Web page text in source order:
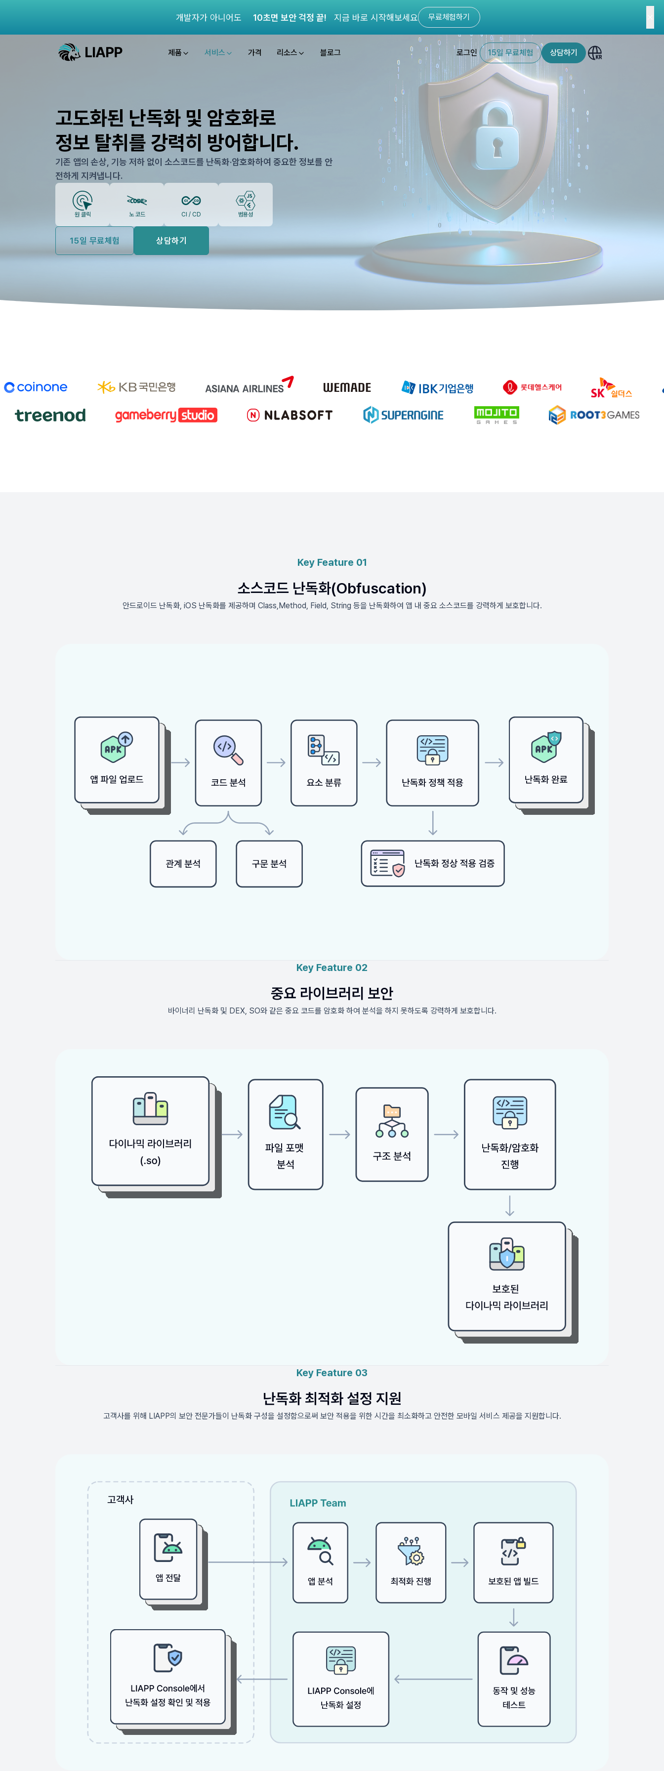
개발자가 아니어도 10초면 보안 걱정 끝! 지금 바로 시작해보세요 무료체험하기
제품 서비스 가격 리소스 블로그 로그인 15일 무료체험 상담하기
고도화된 난독화 및 암호화로
정보 탈취를 강력히 방어합니다.
기존 앱의 손상, 기능 저하 없이 소스코드를 난독화·암호화하여 중요한 정보를 안
전하게 지켜냅니다.
원 클릭 노 코드 CI / CD 범용성
15일 무료체험 상담하기
Key Feature 01
소스코드 난독화(Obfuscation)
안드로이드 난독화, iOS 난독화를 제공하며 Class,Method, Field, String 등을 난독화하여 앱 내 중요 소스코드를 강력하게 보호합니다.
Key Feature 02
중요 라이브러리 보안
바이너리 난독화 및 DEX, SO와 같은 중요 코드를 암호화 하여 분석을 하지 못하도록 강력하게 보호합니다.
Key Feature 03
난독화 최적화 설정 지원
고객사를 위해 LIAPP의 보안 전문가들이 난독화 구성을 설정함으로써 보안 적용을 위한 시간을 최소화하고 안전한 모바일 서비스 제공을 지원합니다.